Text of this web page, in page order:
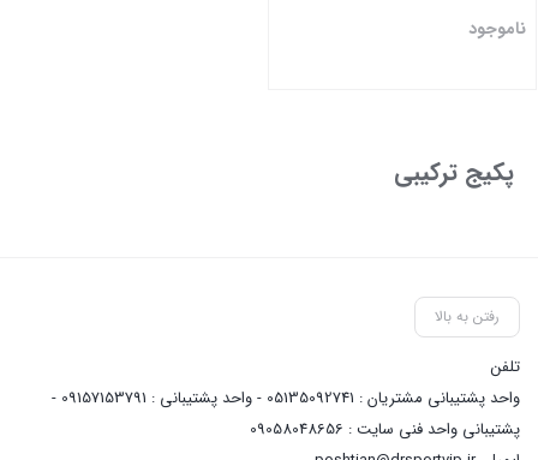
ناموجود
پکیج ترکیبی
رفتن به بالا
تلفن
واحد پشتیبانی مشتریان : 05135092741 - واحد پشتیبانی : 09157153791 -
پشتیبانی واحد فنی سایت : 09058048656